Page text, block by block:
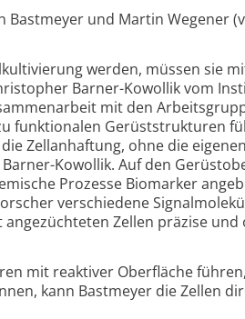
und Martin Wegener
werden, müssen sie
Barner-Kowollik vom
mit den
funktionalen Gerüst­strukturen
Zell­anhaftung, ohne die eigenen
Kowollik. Auf den
Prozesse Biomarker
verschiedene
Zellen präzise
mit reaktiver Oberfläche
kann Bastmeyer die Zellen